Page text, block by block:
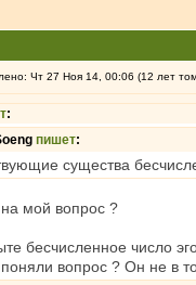
Чт 27 Ноя 14, 00:06 (12 лет
:
пишет:
существа
на мой вопрос ?
бесчисленное число
вопрос ? Он не в